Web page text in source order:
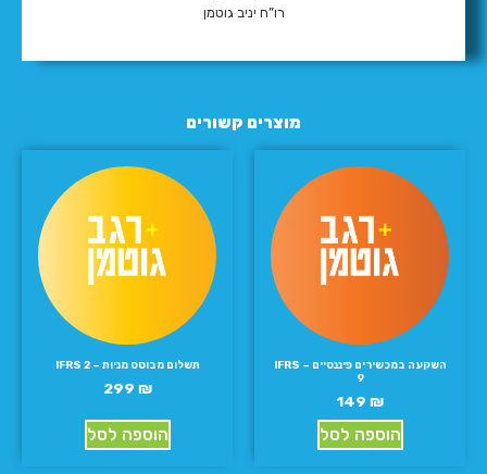
מוצרים קשורים
השקעה במכשירים פיננסיים – IFRS
9
149 ₪
הוספה לסל
תשלום מבוסס מניות – IFRS 2
299 ₪
הוספה לסל
רו”ח יניב גוטמן